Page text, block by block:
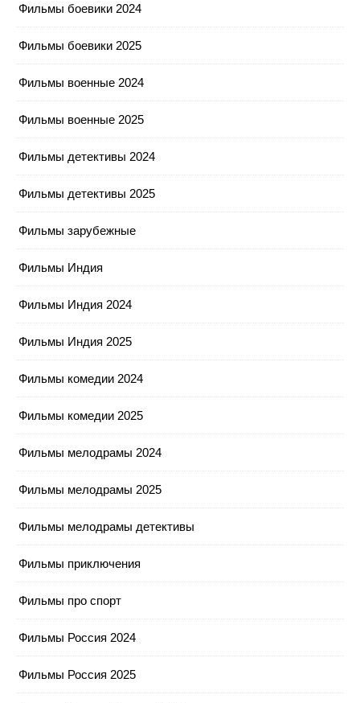
Фильмы боевики 2024
Фильмы боевики 2025
Фильмы военные 2024
Фильмы военные 2025
Фильмы детективы 2024
Фильмы детективы 2025
Фильмы зарубежные
Фильмы Индия
Фильмы Индия 2024
Фильмы Индия 2025
Фильмы комедии 2024
Фильмы комедии 2025
Фильмы мелодрамы 2024
Фильмы мелодрамы 2025
Фильмы мелодрамы детективы
Фильмы приключения
Фильмы про спорт
Фильмы Россия 2024
Фильмы Россия 2025